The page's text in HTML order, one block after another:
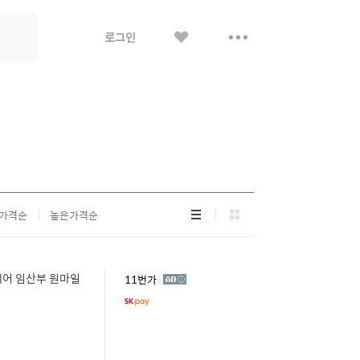
로그인 보
격순 높은가격순 리
스
그
리
임산부 원마일
11번가 광